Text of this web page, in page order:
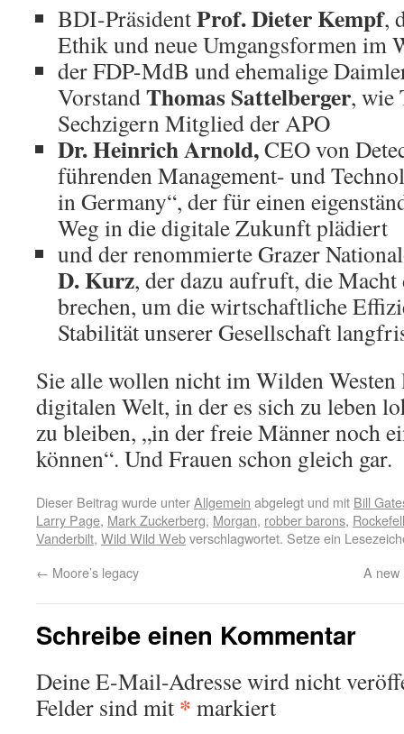
BDI-PräsidentProf. Dieter Kempf,
Ethik und neue Umgangsformen im
der FDP-MdB und ehemalige
VorstandThomas Sattelberger, wie
Sechzigern Mitglied der APO
Dr. Heinrich Arnold,CEO von
führenden Management- und
in Germany“, der für einen
Weg in die digitale Zukunft plädiert
und der renommierte Grazer
D. Kurz, der dazu aufruft, die Macht
brechen, um die wirtschaftliche
Stabilität unserer Gesellschaft
Sie alle wollen nicht im Wilden
digitalen Welt, in der es sich zu leben
zu bleiben, „in der freie Männer noch
können“. Und Frauen schon gleich gar.
Dieser Beitrag wurde unterAllgemein abgelegt und mit Bill
Larry Page, Mark Zuckerberg, Morgan, robber barons,
Vanderbilt, Wild Wild Webverschlagwortet. Setze ein
← Moore’s legacy A new
Schreibe einen Kommentar
Deine E-Mail-Adresse wird nicht
Felder sind mit * markiert